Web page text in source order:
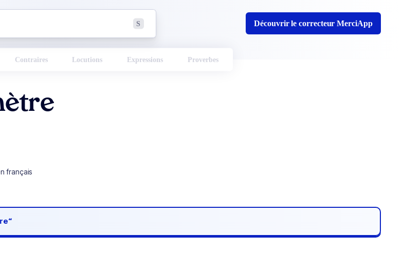
S Découvrir le correcteur MerciApp
Contraires Locutions Expressions Proverbes
français